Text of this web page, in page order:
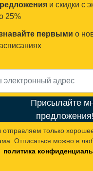
и скидки с
25%
первыми о
Присылайте
предложения!
только
Отписаться можно в
политика